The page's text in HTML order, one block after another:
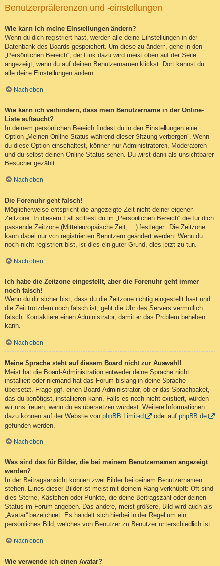
Benutzerpräferenzen und -einstellungen
Wie kann ich meine Einstellungen ändern?
Wenn du dich registriert hast, werden alle deine Einstellungen in der
Datenbank des Boards gespeichert. Um diese zu ändern, gehe in den
„Persönlichen Bereich“; der Link dazu wird meist oben auf der Seite
angezeigt, wenn du auf deinen Benutzernamen klickst. Dort kannst du
alle deine Einstellungen ändern.
Nach oben
Wie kann ich verhindern, dass mein Benutzername in der Online-
Liste auftaucht?
In deinem persönlichen Bereich findest du in den Einstellungen eine
Option „Meinen Online-Status während dieser Sitzung verbergen“. Wenn
du diese Option einschaltest, können nur Administratoren, Moderatoren
und du selbst deinen Online-Status sehen. Du wirst dann als unsichtbarer
Besucher gezählt.
Nach oben
Die Forenuhr geht falsch!
Möglicherweise entspricht die angezeigte Zeit nicht deiner eigenen
Zeitzone. In diesem Fall solltest du im „Persönlichen Bereich“ die für dich
passende Zeitzone (Mitteleuropäische Zeit, ...) festlegen. Die Zeitzone
kann dabei nur von registrierten Benutzern geändert werden. Wenn du
noch nicht registriert bist, ist dies ein guter Grund, dies jetzt zu tun.
Nach oben
Ich habe die Zeitzone eingestellt, aber die Forenuhr geht immer
noch falsch!
Wenn du dir sicher bist, dass du die Zeitzone richtig eingestellt hast und
die Zeit trotzdem noch falsch ist, geht die Uhr des Servers vermutlich
falsch. Kontaktiere einen Administrator, damit er das Problem beheben
kann.
Nach oben
Meine Sprache steht auf diesem Board nicht zur Auswahl!
Meist hat die Board-Administration entweder deine Sprache nicht
installiert oder niemand hat das Forum bislang in deine Sprache
übersetzt. Frage ggf. einen Board-Administrator, ob er das Sprachpaket,
das du benötigst, installieren kann. Falls es noch nicht existiert, würden
wir uns freuen, wenn du es übersetzen würdest. Weitere Informationen
dazu können auf der Website von phpBB Limited oder auf phpBB.de
gefunden werden.
Nach oben
Was sind das für Bilder, die bei meinem Benutzernamen angezeigt
werden?
In der Beitragsansicht können zwei Bilder bei deinem Benutzernamen
stehen. Eines dieser Bilder ist meist mit deinem Rang verknüpft: Oft sind
dies Sterne, Kästchen oder Punkte, die deine Beitragszahl oder deinen
Status im Forum angeben. Das andere, meist größere, Bild wird auch als
„Avatar“ bezeichnet. Es handelt sich hierbei in der Regel um ein
persönliches Bild, welches von Benutzer zu Benutzer unterschiedlich ist.
Nach oben
Wie verwende ich einen Avatar?